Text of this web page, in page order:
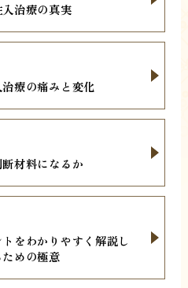
治療の真実
療の痛みと変化
材料になるか
をわかりやすく解説し
めの極意